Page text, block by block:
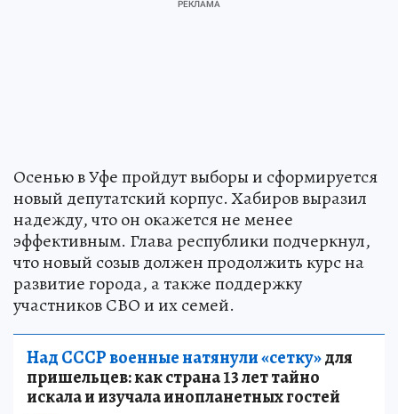
Осенью в Уфе пройдут выборы и сформируется
новый депутатский корпус. Хабиров выразил
надежду, что он окажется не менее
эффективным. Глава республики подчеркнул,
что новый созыв должен продолжить курс на
развитие города, а также поддержку
участников СВО и их семей.
Над СССР военные натянули «сетку»для
пришельцев: как страна 13 лет тайно
искала и изучала инопланетных гостей